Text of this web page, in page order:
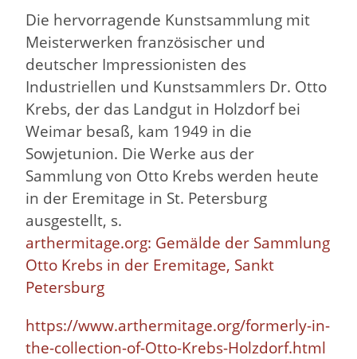
Die hervorragende Kunstsammlung mit
Meisterwerken französischer und
deutscher Impressionisten des
Industriellen und Kunstsammlers Dr. Otto
Krebs, der das Landgut in Holzdorf bei
Weimar besaß, kam 1949 in die
Sowjetunion. Die Werke aus der
Sammlung von Otto Krebs werden heute
in der Eremitage in St. Petersburg
ausgestellt, s.
arthermitage.org: Gemälde der Sammlung
Otto Krebs in der Eremitage, Sankt
Petersburg
https://www.arthermitage.org/formerly-in-
the-collection-of-Otto-Krebs-Holzdorf.html